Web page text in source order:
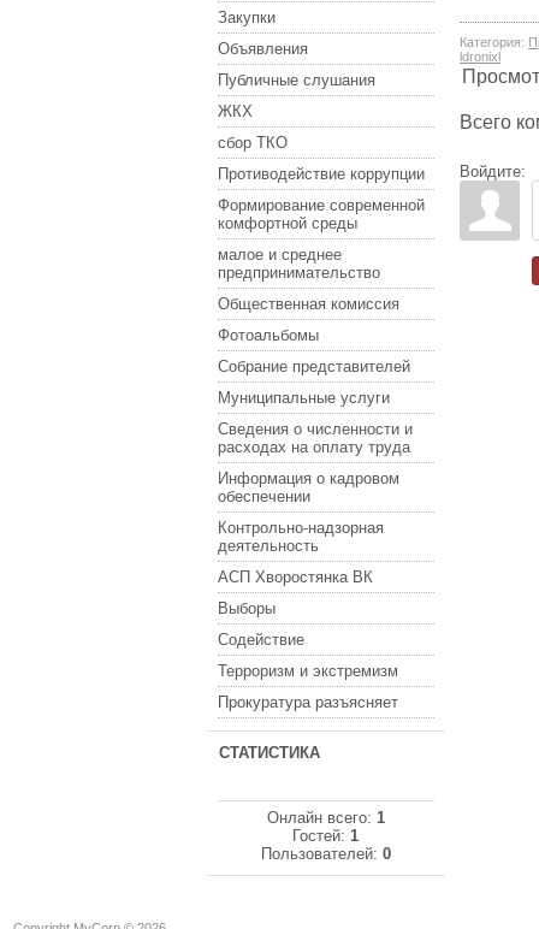
Закупки
Объявления
Публичные слушания
ЖКХ
сбор ТКО
Противодействие коррупции
Формирование современной
комфортной среды
малое и среднее
предпринимательство
Общественная комиссия
Фотоальбомы
Собрание представителей
Муниципальные услуги
Сведения о численности и
расходах на оплату труда
Информация о кадровом
обеспечении
Контрольно-надзорная
деятельность
АСП Хворостянка ВК
Выборы
Содействие
Терроризм и экстремизм
Прокуратура разъясняет
СТАТИСТИКА
Онлайн всего: 1
Гостей:1
Пользователей: 0
Категория:
ldronixl
Всего
Войдите: